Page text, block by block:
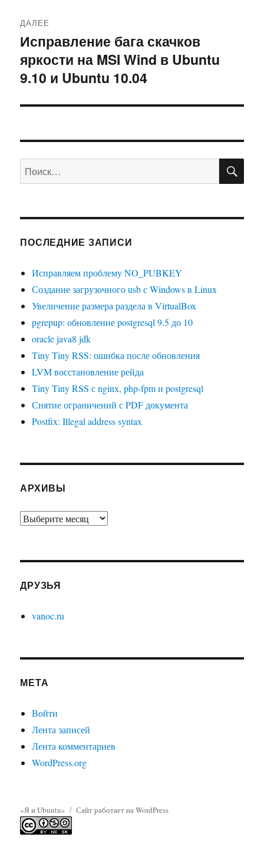
ДАЛЕЕ
Следующая
запись:
Исправление бага скачков
яркости на MSI Wind в Ubuntu
9.10 и Ubuntu 10.04
Искать:
ПОСЛЕДНИЕ ЗАПИСИ
Исправляем проблему NO_PUBKEY
Создание загрузочного usb с Windows в Linux
Увеличение размера раздела в VirtualBox
pgrepup: обновление postgresql 9.5 до 10
oracle java8 jdk
Tiny Tiny RSS: ошибка после обновления
LVM восстановление рейда
Tiny Tiny RSS с nginx, php-fpm и postgresql
Снятие ограничений с PDF документа
Postfix: Illegal address syntax
АРХИВЫ
Архивы
ДРУЗЬЯ
vanoc.ru
МЕТА
Войти
Лента записей
Лента комментариев
WordPress.org
«Я и Ubuntu» Сайт работает на WordPress